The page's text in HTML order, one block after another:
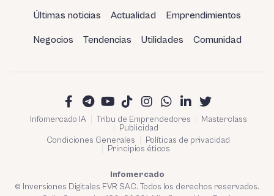
Últimas noticias Actualidad Emprendimientos
Negocios Tendencias Utilidades Comunidad
Infomercado IA Tribu de Emprendedores
Masterclass
Publicidad
Condiciones Generales
Políticas de privacidad
Principios éticos
Infomercado
© Inversiones Digitales FVR SAC. Todos los derechos reservados.